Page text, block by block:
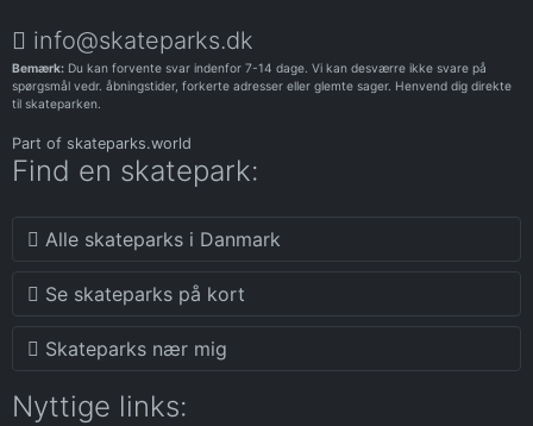
info@skateparks.dk
Bemærk: Du kan forvente svar indenfor 7-14 dage. Vi kan desværre ikke svare på
spørgsmål vedr. åbningstider, forkerte adresser eller glemte sager. Henvend dig direkte
til skateparken.
Part of skateparks.world
Find en skatepark:
Alle skateparks i Danmark
Se skateparks på kort
Skateparks nær mig
Nyttige links: